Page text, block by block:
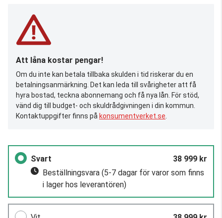
Att låna kostar pengar!
Om du inte kan betala tillbaka skulden i tid riskerar du en
betalningsanmärkning. Det kan leda till svårigheter att få
hyra bostad, teckna abonnemang och få nya lån. För stöd,
vänd dig till budget- och skuldrådgivningen i din kommun.
Kontaktuppgifter finns på konsumentverket.se
Svart
38 999 kr
Beställningsvara (5-7 dagar för varor som finns
i lager hos leverantören)